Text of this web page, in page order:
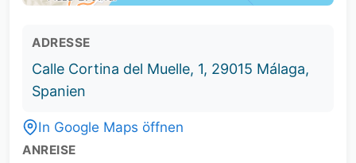
ADRESSE
Calle Cortina del Muelle, 1, 29015 Málaga,
Spanien
In Google Maps öffnen
ANREISE